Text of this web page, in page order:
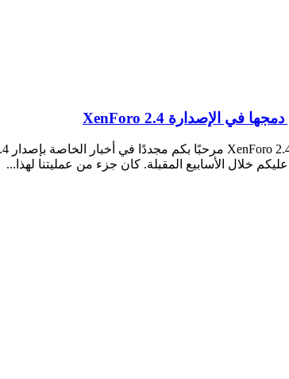
خلال الأسابيع المقبلة. كان جزء من عمليتنا لهذا...